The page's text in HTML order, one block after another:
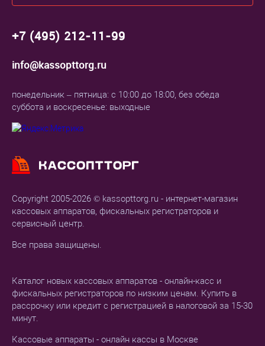
Copyright 2005-2026 © kassopttorg.ru - интернет-магазин
кассовых аппаратов, фискальных регистраторов и
сервисный центр.
Все права защищены.
Каталог новых кассовых аппаратов - онлайн-касс и
фискальных регистраторов по низким ценам. Купить в
рассрочку или кредит с регистрацией в налоговой за 15-30
минут.
Кассовые аппараты - онлайн кассы в Москве
+7 (495) 212-11-99
info@kassopttorg.ru
понедельник – пятница: с 10:00 до 18:00, без обеда
суббота и воскресенье: выходные